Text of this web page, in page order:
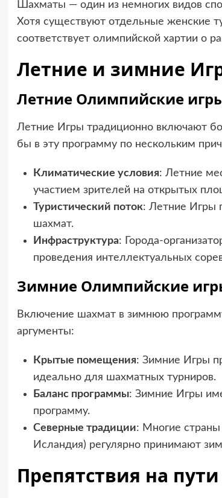
Шахматы — один из немногих видов
Хотя существуют отдельные женские
соответствует олимпийской хартии о
Летние и зимние
Летние Олимпийские
Летние Игры традиционно включают
бы в эту программу по нескольким
Климатические условия: Летние
участием зрителей на открытых
Туристический поток: Летние Игры
шахмат.
Инфраструктура: Города-
проведения интеллектуальных
Зимние Олимпийские
Включение шахмат в зимнюю
аргументы:
Крытые помещения: Зимние Игры
идеально для шахматных турниров.
Баланс программы: Зимние Игры
программу.
Северные традиции: Многие
Исландия) регулярно принимают
Препятствия на